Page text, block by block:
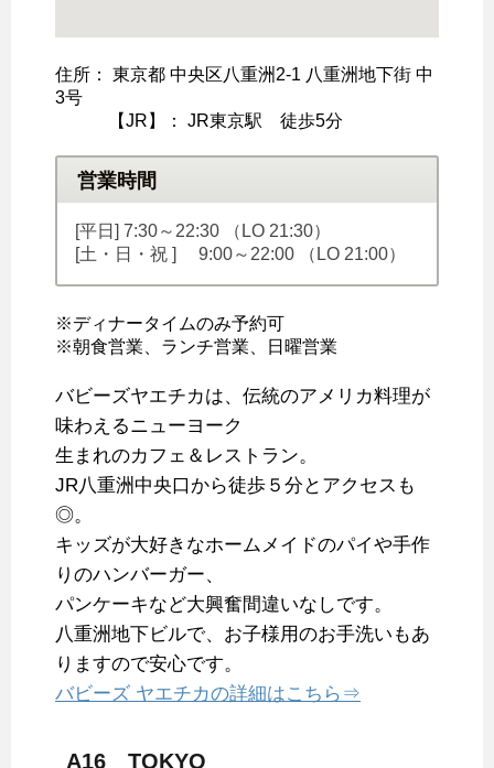
住所： 東京都 中央区八重洲2-1 八重洲地下街 中
3号
【JR】： JR東京駅 徒歩5分
営業時間
[平日] 7:30～22:30 （LO 21:30）
[土・日・祝 ] 9:00～22:00 （LO 21:00）
※ディナータイムのみ予約可
※朝食営業、ランチ営業、日曜営業
バビーズヤエチカは、伝統のアメリカ料理が
味わえるニューヨーク
生まれのカフェ＆レストラン。
JR八重洲中央口から徒歩５分とアクセスも
◎。
キッズが大好きなホームメイドのパイや手作
りのハンバーガー、
パンケーキなど大興奮間違いなしです。
八重洲地下ビルで、お子様用のお手洗いもあ
りますので安心です。
バビーズ ヤエチカの詳細はこちら⇒
A16 TOKYO